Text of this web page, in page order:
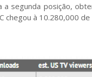
a segunda posição,
chegou à 10.280,000